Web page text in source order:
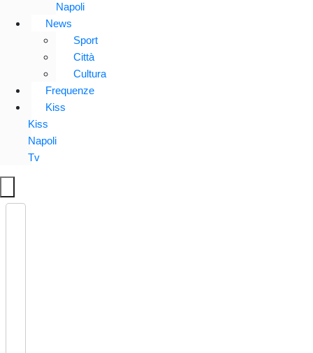
Napoli
News
Sport
Città
Cultura
Frequenze
Kiss
Kiss
Napoli
Tv